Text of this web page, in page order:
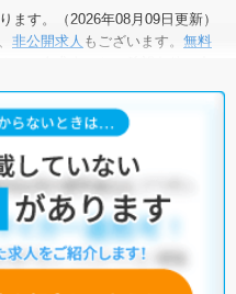
ます。（2026年08月09日更新）
非公開求人 もございます。 無料
と、全求人からご希望条件に合
ような条件が人気です。
当・補助あり ・
で、「こだわり条件」から検索
さい。
ことも可能です。